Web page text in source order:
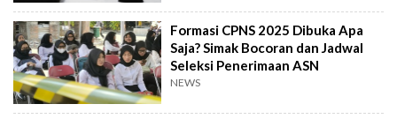
Formasi CPNS 2025 Dibuka Apa
Saja? Simak Bocoran dan Jadwal
Seleksi Penerimaan ASN
NEWS